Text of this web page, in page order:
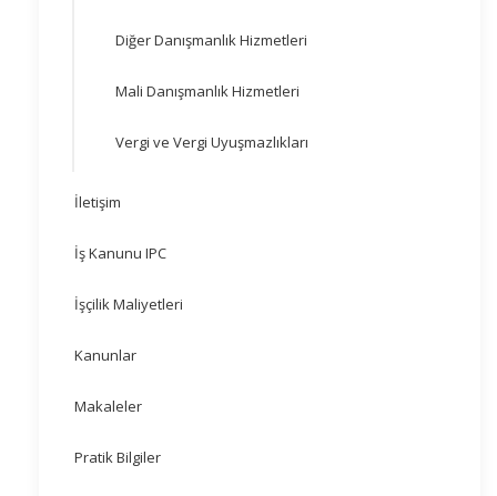
Diğer Danışmanlık Hizmetleri
Mali Danışmanlık Hizmetleri
Vergi ve Vergi Uyuşmazlıkları
İletişim
İş Kanunu IPC
İşçilik Maliyetleri
Kanunlar
Makaleler
Pratik Bilgiler